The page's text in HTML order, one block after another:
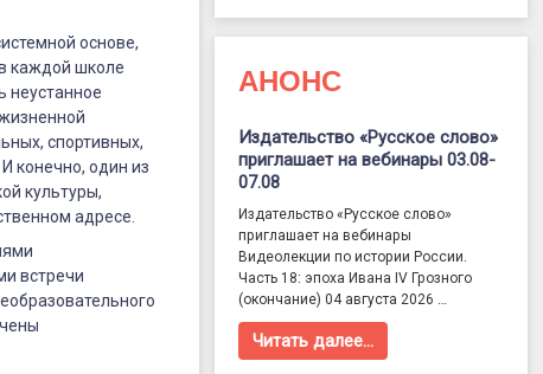
основе,
каждой школе
неустанное
спортивных,
конечно, один из
культуры,
адресе.
встречи
АНОНС
Издательство «Русское слово»
приглашает на вебинары 03.08-
07.08
Издательство «Русское слово»
приглашает на вебинары
Видеолекции по истории России.
Часть 18: эпоха Ивана IV Грозного
(окончание) 04 августа 2026 …
Читать далее…